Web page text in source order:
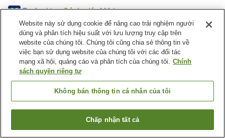
4.3 Tuyệt vời Đánh giá:669lượt
Tiện nghi chỗ nghỉ
Bãi đỗ xe
Xông hơi
Nhà hàng
Giặt ủi
Nhật Bản Tỉnh Hyogo
Thành phố Ako
Kamenoi Hotel Ako
Tìm phòng trống
Website này sử dụng cookie để nâng cao trải nghiệm người
dùng và phân tích hiệu suất với lưu lượng truy cập trên
website của chúng tôi. Chúng tôi cũng chia sẻ thông tin về
việc bạn sử dụng website của chúng tôi với các đối tác
mạng xã hội, quảng cáo và phân tích của chúng tôi. Chính
sách quyền riêng tư
Không bán thông tin cá nhân của tôi
Chấp nhận tất cả